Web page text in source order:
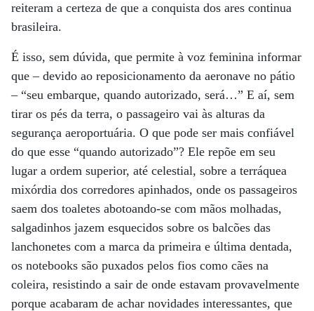
reiteram a certeza de que a conquista dos ares continua
brasileira.
É isso, sem dúvida, que permite à voz feminina informar
que – devido ao reposicionamento da aeronave no pátio
– “seu embarque, quando autorizado, será…” E aí, sem
tirar os pés da terra, o passageiro vai às alturas da
segurança aeroportuária. O que pode ser mais confiável
do que esse “quando autorizado”? Ele repõe em seu
lugar a ordem ­superior, até celestial, sobre a terráquea
mixórdia dos corredores apinhados, onde os passageiros
saem dos toaletes abotoando-se com mãos molhadas,
salgadinhos jazem esquecidos sobre os balcões das
lanchonetes com a marca da primeira e última dentada,
os notebooks são puxados pelos fios como cães na
coleira, resistindo a sair de onde estavam provavelmente
porque acabaram de achar novidades interessantes, que